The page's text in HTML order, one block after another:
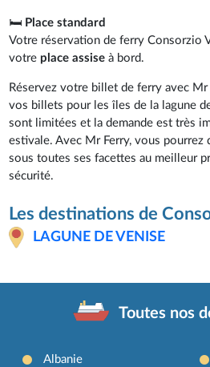
🛏️ Place standard
Votre réservation de ferry Consorzio
votre place assiseà bord.
Réservez votre billet de ferry avec Mr
vos billets pour les îles de la lagune
sont limitées et la demande est très
estivale. Avec Mr Ferry, vous pourrez
sous toutes ses facettes au meilleur
sécurité.
Les destinations de
LAGUNE DE VENISE
Toutes nos
Albanie